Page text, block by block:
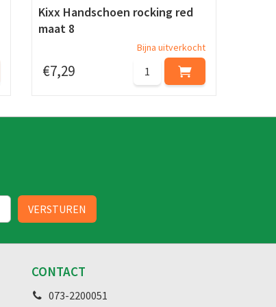
Kixx Handschoen rocking red
maat 8
€7,29
Bijna uitverkocht
CONTACT
073-2200051